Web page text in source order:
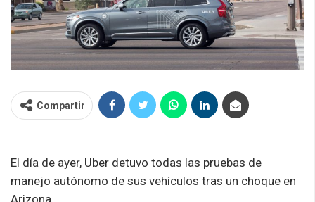
Compartir
El día de ayer, Uber detuvo todas las pruebas de
manejo autónomo de sus vehículos tras un choque en
Arizona.